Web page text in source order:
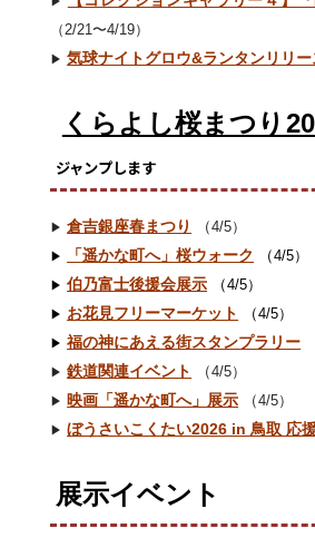
（2/21〜4/19）
▶︎ 気球ナイトグロウ&ランタンリリー
くらよし桜まつり
ジャンプします
▶︎ 倉吉銀座春まつり （4/5）
▶︎ 「遥かな町へ」桜ウォーク （4/5）
▶︎ 伯乃富士後援会展示 （4/5）
▶︎ お花見フリーマーケット （4/5）
▶︎ 福の神にあえる街スタンプラリー
▶︎ 鉄道関連イベント （4/5）
▶︎ 映画「遥かな町へ」展示 （4/5）
▶︎ ぼうさいこくたい2026 in 鳥取 応
展示イベント